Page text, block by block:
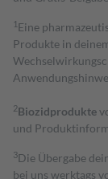
1 Eine
Produkte in
2Biozidprodukte
und
3Die Übergabe
bei uns werktags